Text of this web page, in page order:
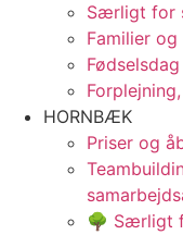
Særligt for
Familier
HORNBÆK
Priser og
🌳 Særligt